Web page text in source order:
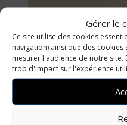
Gérer le
Ce site utilise des cookies
navigation) ainsi que des
mesurer l'audience de notre site.
trop d'impact sur l'expérience